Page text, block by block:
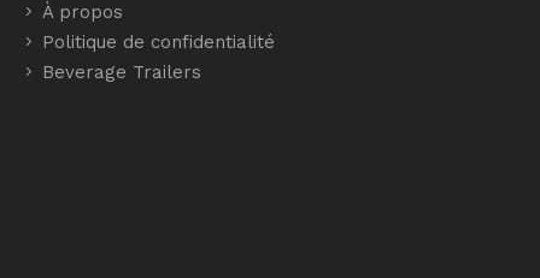
À propos
Politique de confidentialité
Beverage Trailers